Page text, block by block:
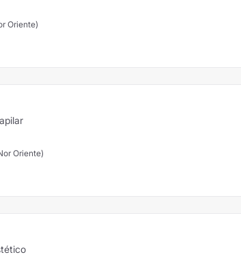
Oriente)
Oriente)